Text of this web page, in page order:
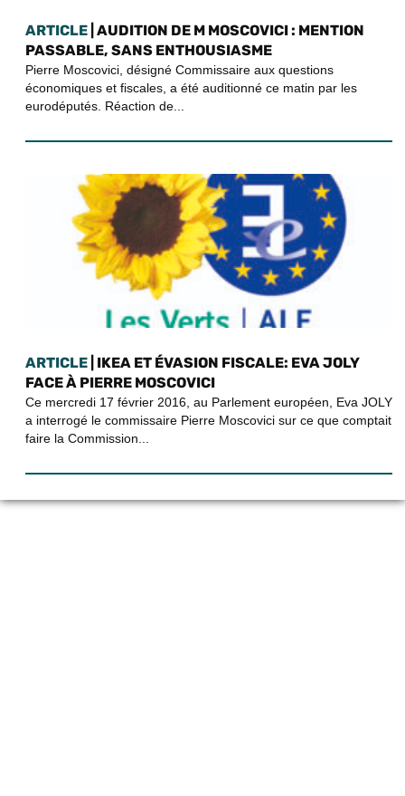
ARTICLE | AUDITION DE M MOSCOVICI : MENTION
PASSABLE, SANS ENTHOUSIASME
Pierre Moscovici, désigné Commissaire aux questions
économiques et fiscales, a été auditionné ce matin par les
eurodéputés. Réaction de...
ARTICLE | IKEA ET ÉVASION FISCALE: EVA JOLY
FACE À PIERRE MOSCOVICI
Ce mercredi 17 février 2016, au Parlement européen, Eva JOLY
a interrogé le commissaire Pierre Moscovici sur ce que comptait
faire la Commission...